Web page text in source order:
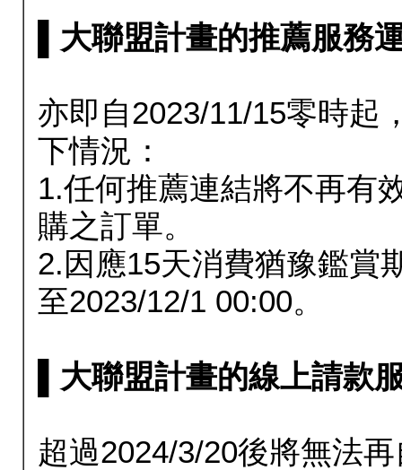
▌大聯盟計畫的推薦服務
亦即自2023/11/15零時起
下情況：
1.任何推薦連結將不再有
購之訂單。
2.因應15天消費猶豫鑑賞
至2023/12/1 00:00。
▌大聯盟計畫的線上請款
超過2024/3/20後將無法